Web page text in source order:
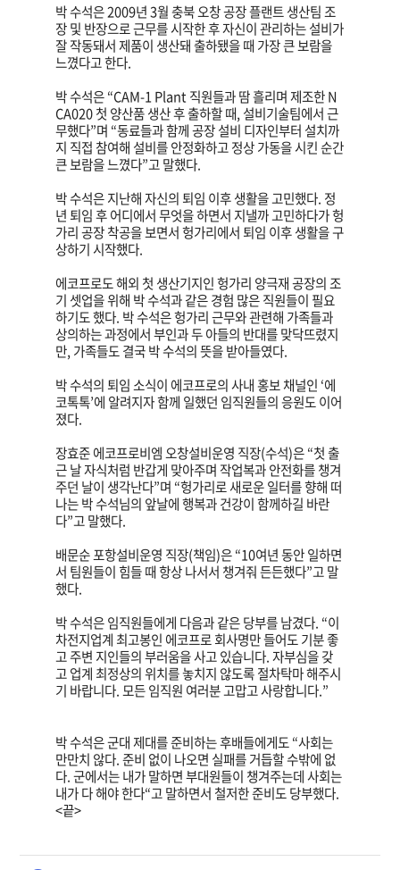
박 수석은 2009년 3월 충북 오창 공장 플랜트 생산팀 조
장 및 반장으로 근무를 시작한 후 자신이 관리하는 설비가
잘 작동돼서 제품이 생산돼 출하됐을 때 가장 큰 보람을
느꼈다고 한다.
박 수석은 “CAM-1 Plant 직원들과 땀 흘리며 제조한 N
CA020 첫 양산품 생산 후 출하할 때, 설비기술팀에서 근
무했다”며 “동료들과 함께 공장 설비 디자인부터 설치까
지 직접 참여해 설비를 안정화하고 정상 가동을 시킨 순간
큰 보람을 느꼈다”고 말했다.
박 수석은 지난해 자신의 퇴임 이후 생활을 고민했다. 정
년 퇴임 후 어디에서 무엇을 하면서 지낼까 고민하다가 헝
가리 공장 착공을 보면서 헝가리에서 퇴임 이후 생활을 구
상하기 시작했다.
에코프로도 해외 첫 생산기지인 헝가리 양극재 공장의 조
기 셋업을 위해 박 수석과 같은 경험 많은 직원들이 필요
하기도 했다. 박 수석은 헝가리 근무와 관련해 가족들과
상의하는 과정에서 부인과 두 아들의 반대를 맞닥뜨렸지
만, 가족들도 결국 박 수석의 뜻을 받아들였다.
박 수석의 퇴임 소식이 에코프로의 사내 홍보 채널인 ‘에
코톡톡’에 알려지자 함께 일했던 임직원들의 응원도 이어
졌다.
장효준 에코프로비엠 오창설비운영 직장(수석)은 “첫 출
근 날 자식처럼 반갑게 맞아주며 작업복과 안전화를 챙겨
주던 날이 생각난다”며 “헝가리로 새로운 일터를 향해 떠
나는 박 수석님의 앞날에 행복과 건강이 함께하길 바란
다”고 말했다.
배문순 포항설비운영 직장(책임)은 “10여년 동안 일하면
서 팀원들이 힘들 때 항상 나서서 챙겨줘 든든했다”고 말
했다.
박 수석은 임직원들에게 다음과 같은 당부를 남겼다. “이
차전지업계 최고봉인 에코프로 회사명만 들어도 기분 좋
고 주변 지인들의 부러움을 사고 있습니다. 자부심을 갖
고 업계 최정상의 위치를 놓치지 않도록 절차탁마 해주시
기 바랍니다. 모든 임직원 여러분 고맙고 사랑합니다.”
박 수석은 군대 제대를 준비하는 후배들에게도 “사회는
만만치 않다. 준비 없이 나오면 실패를 거듭할 수밖에 없
다. 군에서는 내가 말하면 부대원들이 챙겨주는데 사회는
내가 다 해야 한다“고 말하면서 철저한 준비도 당부했다.
<끝>